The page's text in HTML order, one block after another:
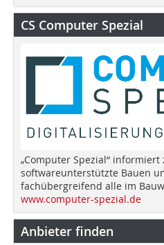
CS Computer Spezial
„Computer Spezial“
softwareunterstützte Bauen
fachübergreifend alle im
www.computer-spezial.de
Anbieter finden